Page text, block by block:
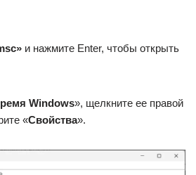
и нажмите Enter, чтобы открыть
Windows», щелкните ее правой
«Свойства».